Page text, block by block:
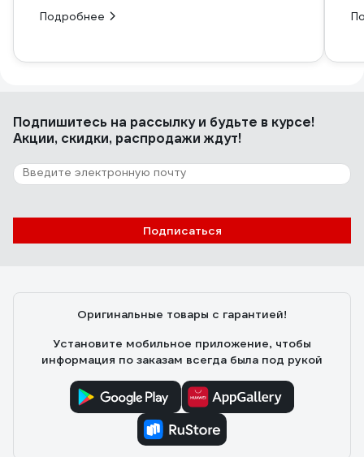
Подробнее
Подпишитесь на рассылкуи будьте в курсе!
Акции, скидки, распродажи ждут!
Подписаться
Оригинальные товары с гарантией!
Установите мобильное приложение, чтобы
информация по заказам всегда была под рукой